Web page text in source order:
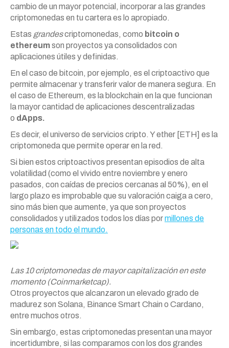
cambio de un mayor potencial, incorporar a las grandes
criptomonedas en tu cartera es lo apropiado.
Estas grandescriptomonedas, como bitcoin o
ethereumson proyectos ya consolidados con
aplicaciones útiles y definidas.
En el caso de bitcoin, por ejemplo, es el criptoactivo que
permite almacenar y transferir valor de manera segura. En
el caso de Ethereum, es la blockchain en la que funcionan
la mayor cantidad de aplicaciones descentralizadas
o dApps.
Es decir, el universo de servicios cripto. Y ether [ETH] es la
criptomoneda que permite operar en la red.
Si bien estos criptoactivos presentan episodios de alta
volatilidad (como el vivido entre noviembre y enero
pasados, con caídas de precios cercanas al 50%), en el
largo plazo es improbable que su valoración caiga a cero,
sino más bien que aumente, ya que son proyectos
consolidados y utilizados todos los días pormillones de
personas en todo el mundo.
Las 10 criptomonedas de mayor capitalización en este
momento (Coinmarketcap).
Otros proyectos que alcanzaron un elevado grado de
madurez son Solana, Binance Smart Chain o Cardano,
entre muchos otros.
Sin embargo, estas criptomonedas presentan una mayor
incertidumbre, si las comparamos con los dos grandes